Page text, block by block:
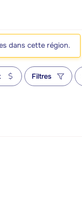
dans cette région.
Filtres